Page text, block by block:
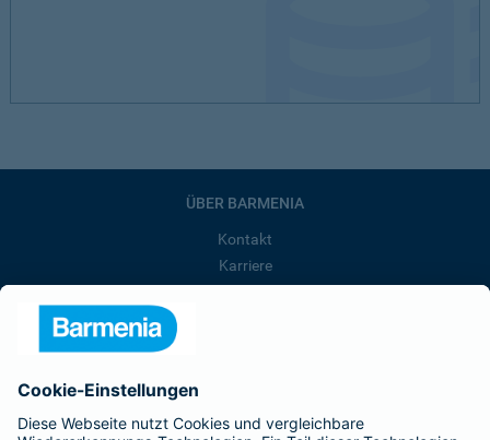
ÜBER BARMENIA
Kontakt
Karriere
Barmenia ist Teil der BarmeniaGothaer